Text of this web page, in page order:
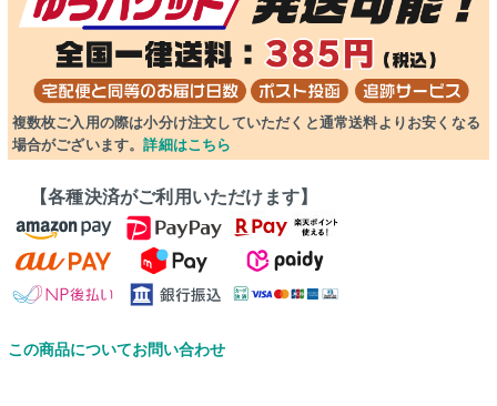
複数枚ご入用の際は小分け注文していただくと通常送料よりお安くなる
場合がございます。詳細はこちら
【各種決済がご利用いただけます】
この商品についてお問い合わせ